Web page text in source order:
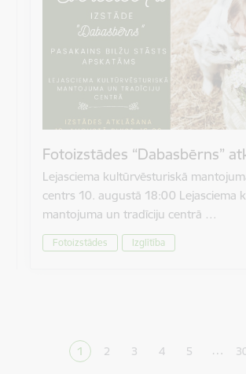
Fotoizstādes “Dabasbērns”
Lejasciema kultūrvēsturiskā
centrs 10. augustā 18:00 Lejasciema
mantojuma un tradīciju centrā …
Fotoizstādes Izglītība
Pašreizējā lapa
1 Lapa
2 Lapa
3 Lapa
4 Lapa
5 …